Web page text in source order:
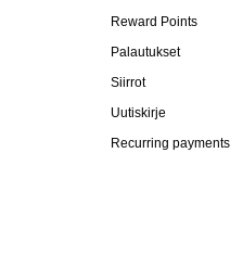
Reward Points
Palautukset
Siirrot
Uutiskirje
Recurring payments